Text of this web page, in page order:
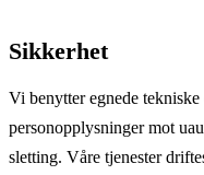
Sikkerhet
Vi benytter egnede
personopplysninger mot
sletting. Våre tjenester